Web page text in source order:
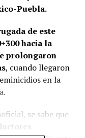
Puebla.
de este
hacia la
prolongaron
, cuando llegaron
en la
se sabe que